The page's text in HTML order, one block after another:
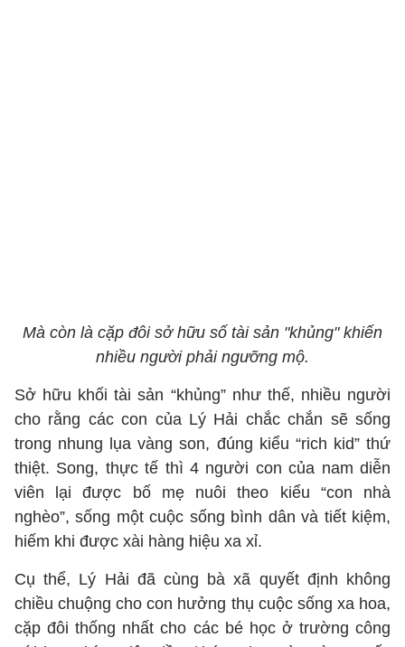
Mà còn là cặp đôi sở hữu số tài sản "khủng" khiến
nhiều người phải ngưỡng mộ.
Sở hữu khối tài sản “khủng” như thế, nhiều người
cho rằng các con của Lý Hải chắc chắn sẽ sống
trong nhung lụa vàng son, đúng kiểu “rich kid” thứ
thiệt. Song, thực tế thì 4 người con của nam diễn
viên lại được bố mẹ nuôi theo kiểu “con nhà
nghèo”, sống một cuộc sống bình dân và tiết kiệm,
hiếm khi được xài hàng hiệu xa xỉ.
Cụ thể, Lý Hải đã cùng bà xã quyết định không
chiều chuộng cho con hưởng thụ cuộc sống xa hoa,
cặp đôi thống nhất cho các bé học ở trường công